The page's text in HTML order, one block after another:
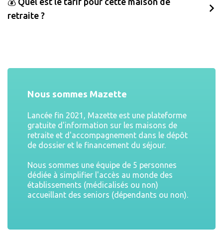
retraite ?
Nous sommes Mazette
Lancée fin 2021, Mazette est une plateforme
gratuite d'information sur les maisons de
retraite et d'accompagnement dans le dépôt
de dossier et le financement du séjour.
Nous sommes une équipe de 5 personnes
dédiée à simplifier l'accès au monde des
établissements (médicalisés ou non)
accueillant des seniors (dépendants ou non).